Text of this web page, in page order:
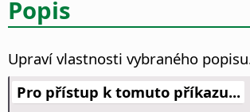
Popis
Upraví vlastnosti vybraného
Pro přístup k tomuto příkazu...